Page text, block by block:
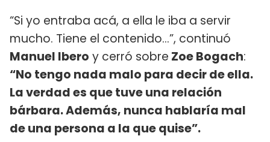
“Si yo entraba acá, a ella le iba a servir
mucho. Tiene el contenido…”, continuó
Manuel Ibero y cerró sobre Zoe Bogach:
“No tengo nada malo para decir de ella.
La verdad es que tuve una relación
bárbara. Además, nunca hablaría mal
de una persona a la que quise”.